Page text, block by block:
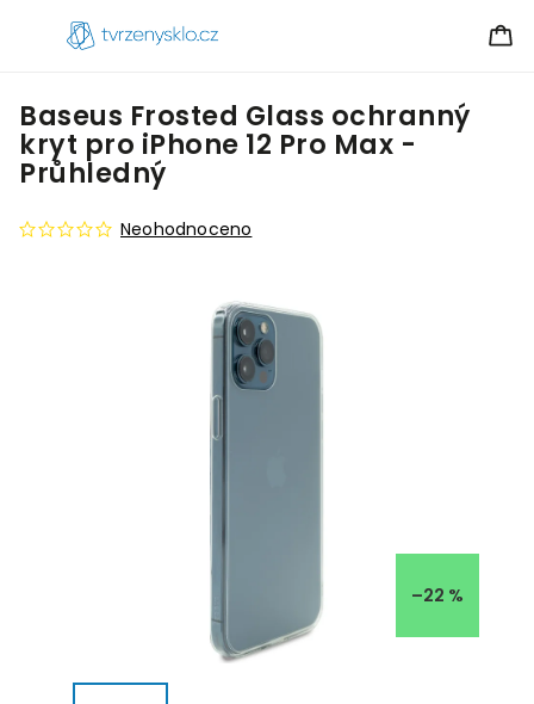
Baseus Frosted Glass ochranný
kryt pro iPhone 12 Pro Max -
Průhledný
Neohodnoceno
–22 %